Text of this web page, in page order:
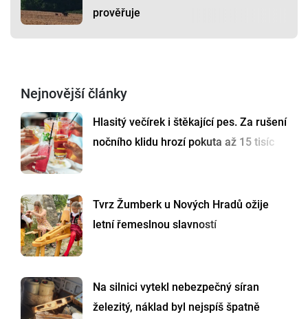
prověřuje
Nejnovější články
Hlasitý večírek i štěkající pes. Za rušení
nočního klidu hrozí pokuta až 15 tisíc
Tvrz Žumberk u Nových Hradů ožije
letní řemeslnou slavností
Na silnici vytekl nebezpečný síran
železitý, náklad byl nejspíš špatně